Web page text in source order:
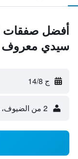
أفضل صفقات
سيدي معروف
ج 14/8
2 من الضيوف، غرفة واحدة